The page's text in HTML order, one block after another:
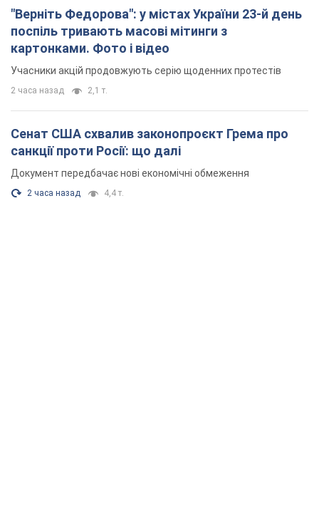
"Верніть Федорова": у містах України 23-й день
поспіль тривають масові мітинги з
картонками. Фото і відео
Учасники акцій продовжують серію щоденних протестів
2 часа назад 2,1 т.
Сенат США схвалив законопроєкт Грема про
санкції проти Росії: що далі
Документ передбачає нові економічні обмеження
2 часа назад 4,4 т.